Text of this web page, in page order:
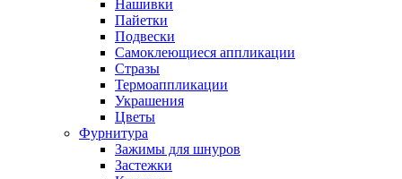
Нашивки
Пайетки
Подвески
Самоклеющиеся аппликации
Стразы
Термоаппликации
Украшения
Цветы
Фурнитура
Зажимы для шнуров
Застежки